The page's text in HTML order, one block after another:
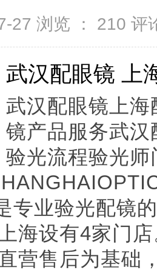
27 浏览 ： 210 评
武汉配眼镜 上
武汉配眼镜上
镜产品服务武
验光流程验光
专业验光配镜
海设有4家门
营售后为基础